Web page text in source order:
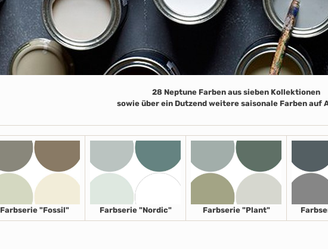
28 Neptune Farben aus sieben Kollektionen
sowie über ein Dutzend weitere saisonale Farben auf
Farbserie "Fossil" Farbserie "Nordic" Farbserie "Plant"